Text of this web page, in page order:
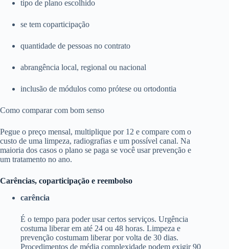
tipo de plano escolhido
se tem coparticipação
quantidade de pessoas no contrato
abrangência local, regional ou nacional
inclusão de módulos como prótese ou ortodontia
Como comparar com bom senso
Pegue o preço mensal, multiplique por 12 e compare com o
custo de uma limpeza, radiografias e um possível canal. Na
maioria dos casos o plano se paga se você usar prevenção e
um tratamento no ano.
Carências, coparticipação e reembolso
carência
É o tempo para poder usar certos serviços. Urgência
costuma liberar em até 24 ou 48 horas. Limpeza e
prevenção costumam liberar por volta de 30 dias.
Procedimentos de média complexidade podem exigir 90